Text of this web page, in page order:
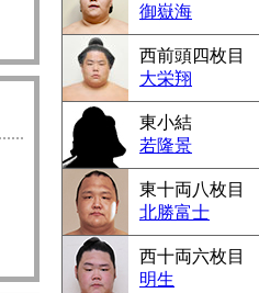
御嶽海
西前頭四枚目
大栄翔
東小結
若隆景
東十両八枚目
北勝富士
西十両六枚目
明生